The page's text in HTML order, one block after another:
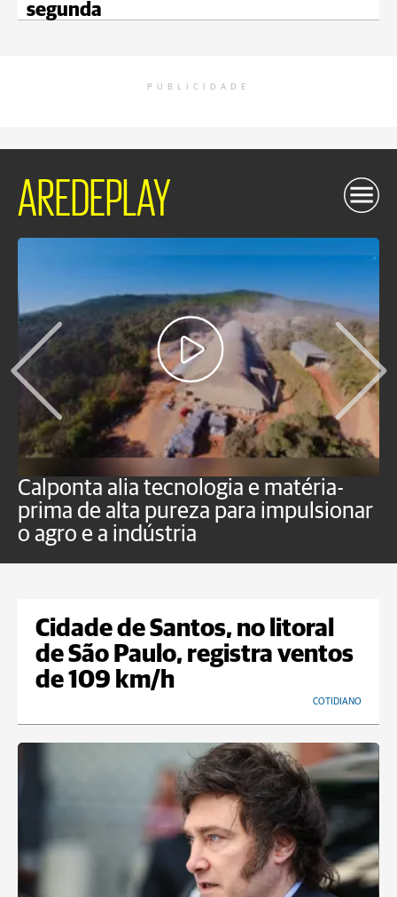
segunda
PUBLICIDADE
AREDEPLAY
Calponta alia tecnologia e matéria-
prima de alta pureza para impulsionar
o agro e a indústria
Cidade de Santos, no litoral
de São Paulo, registra ventos
de 109 km/h
COTIDIANO